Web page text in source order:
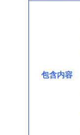
包含内容